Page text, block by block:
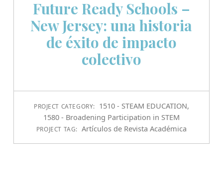
Future Ready Schools –
New Jersey: una historia
de éxito de impacto
colectivo
PROJECT CATEGORY: 1510 - STEAM EDUCATION,
1580 - Broadening Participation in STEM
PROJECT TAG: Artículos de Revista Académica